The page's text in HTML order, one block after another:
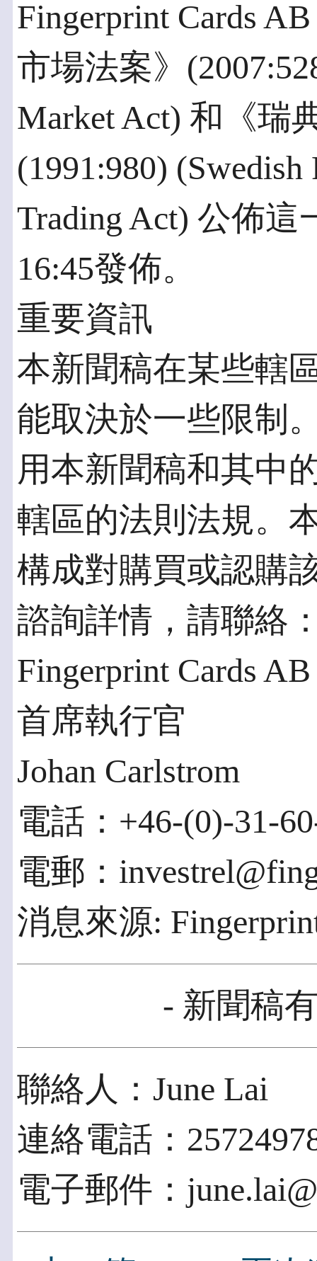
Fingerprint Cards
市場法案》
Market Act) 和《瑞
(1991:980) (Swedish
Trading Act) 公佈
16:45發佈。
重要資訊
本新聞稿在某些轄
能取決於一些限制
用本新聞稿和其中
轄區的法則法規。
構成對購買或認購
諮詢詳情，請聯絡
Fingerprint Cards
首席執行官
Johan Carlstrom
電話：+46-(0)-31-
電郵：
消息來源:
- 新聞稿
聯絡人：June Lai
連絡電話：
電子郵件：